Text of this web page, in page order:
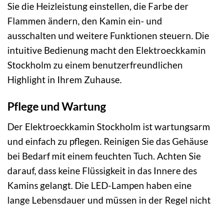
Sie die Heizleistung einstellen, die Farbe der
Flammen ändern, den Kamin ein- und
ausschalten und weitere Funktionen steuern. Die
intuitive Bedienung macht den Elektroeckkamin
Stockholm zu einem benutzerfreundlichen
Highlight in Ihrem Zuhause.
Pflege und Wartung
Der Elektroeckkamin Stockholm ist wartungsarm
und einfach zu pflegen. Reinigen Sie das Gehäuse
bei Bedarf mit einem feuchten Tuch. Achten Sie
darauf, dass keine Flüssigkeit in das Innere des
Kamins gelangt. Die LED-Lampen haben eine
lange Lebensdauer und müssen in der Regel nicht